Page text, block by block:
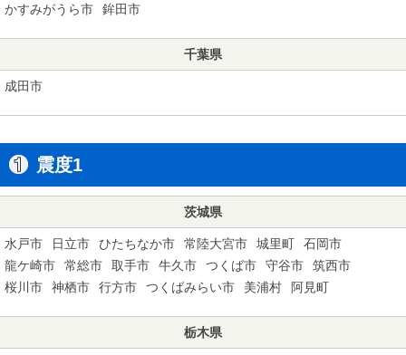
かすみがうら市
鉾田市
千葉県
成田市
震度1
茨城県
水戸市 日立市 ひたちなか市 常陸大宮市 城里町
石岡市
龍ケ崎市
常総市 取手市 牛久市 つくば市 守谷市
筑西市
桜川市
神栖市 行方市 つくばみらい市 美浦村 阿見町
栃木県